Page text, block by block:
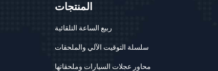
المنتجات
ربيع الساعة التلقائية
سلسلة التوقيت الآلي والملحقات
محاور عجلات السيارات وملحقاتها